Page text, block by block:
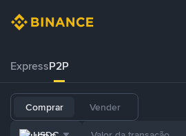
ExpressP2P
Comprar Vender